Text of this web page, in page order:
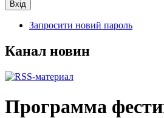
Запросити новий пароль
Канал новин
Программа